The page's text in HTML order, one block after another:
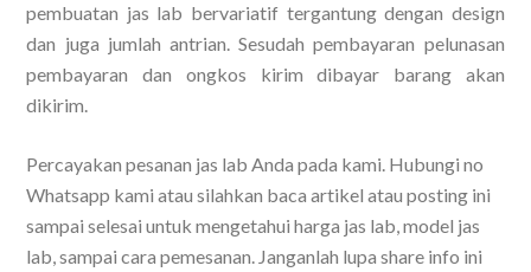
pembuatan jas lab bervariatif tergantung dengan design
dan juga jumlah antrian. Sesudah pembayaran pelunasan
pembayaran dan ongkos kirim dibayar barang akan
dikirim.
Percayakan pesanan jas lab Anda pada kami. Hubungi no
Whatsapp kami atau silahkan baca artikel atau posting ini
sampai selesai untuk mengetahui harga jas lab, model jas
lab, sampai cara pemesanan. Janganlah lupa share info ini